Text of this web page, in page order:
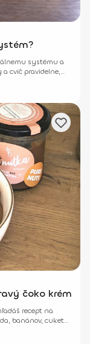
systému a
cvič pravidelne,
čoko krém
recept na
banánov, cukety